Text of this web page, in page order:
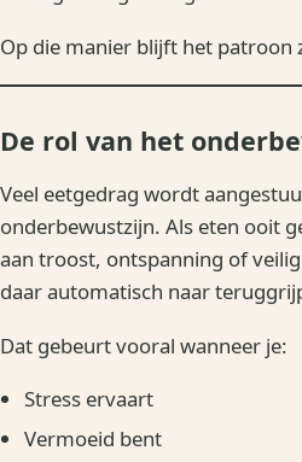
Op die manier blijft het patroon
De rol van het
Veel eetgedrag wordt
onderbewustzijn. Als eten ooit
aan troost, ontspanning of
daar automatisch naar
Dat gebeurt vooral wanneer je:
Stress ervaart
Vermoeid bent